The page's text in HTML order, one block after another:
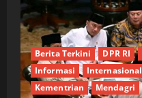
Berita Terkini DPR RI
Informasi
Internasional
Kementrian
Mendagri